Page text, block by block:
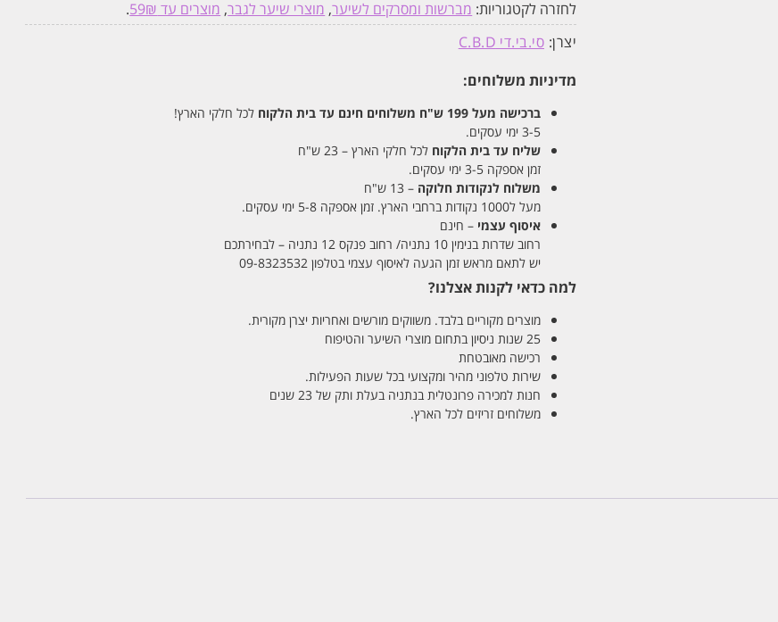
לחזרה לקטגוריות: מברשות ומסרקים לשיער, מוצרי שיער לגבר, מוצרים עד 59₪
.
יצרן: סי.בי.די C.B.D
מדיניות משלוחים:
ברכישה מעל 199 ש"ח משלוחים חינם עד בית הלקוח לכל חלקי הארץ!
3-5 ימי עסקים.
שליח עד בית הלקוח לכל חלקי הארץ – 23 ש"ח
זמן אספקה 3-5 ימי עסקים.
משלוח לנקודות חלוקה – 13 ש"ח
מעל ל1000 נקודות ברחבי הארץ. זמן אספקה 5-8 ימי עסקים.
איסוף עצמי – חינם
רחוב שדרות בנימין 10 נתניה/ רחוב פנקס 12 נתניה – לבחירתכם
יש לתאם מראש זמן הגעה לאיסוף עצמי בטלפון 09-8323532
למה כדאי לקנות אצלנו?
מוצרים מקוריים בלבד. משווקים מורשים ואחריות יצרן מקורית.
25 שנות ניסיון בתחום מוצרי השיער והטיפוח
רכישה מאובטחת
שירות טלפוני מהיר ומקצועי בכל שעות הפעילות.
חנות למכירה פרונטלית בנתניה בעלת ותק של 23 שנים
משלוחים זריזים לכל הארץ.